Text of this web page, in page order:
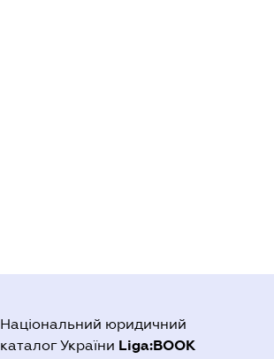
Національний юридичний
каталог України Liga:BOOK